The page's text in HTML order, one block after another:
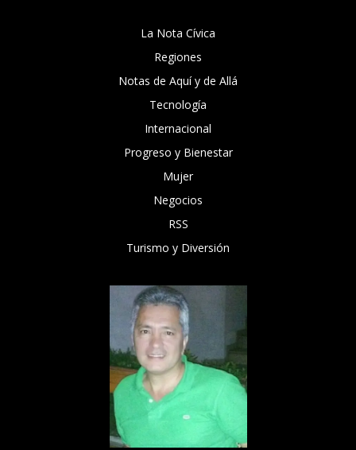
La Nota Cívica
Regiones
Notas de Aquí y de Allá
Tecnología
Internacional
Progreso y Bienestar
Mujer
Negocios
RSS
Turismo y Diversión